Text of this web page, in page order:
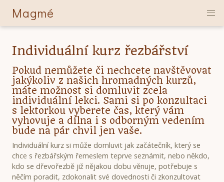
to
main
content
Magmé
Individuální kurz řezbářství
Pokud nemůžete či nechcete navštěvovat
jakýkoliv z našich hromadných kurzů,
máte možnost si domluvit zcela
individuální lekci. Sami si po konzultaci
s lektorkou vyberete čas, který vám
vyhovuje a dílna i s odborným vedením
bude na pár chvil jen vaše.
Individuální kurz si může domluvit jak začátečník, který se
chce s řezbářským řemeslem teprve seznámit, nebo někdo,
kdo se dřevořezbě již nějakou dobu věnuje, potřebuje s
něčím poradit, zdokonalit své dovednosti či zkonzultovat